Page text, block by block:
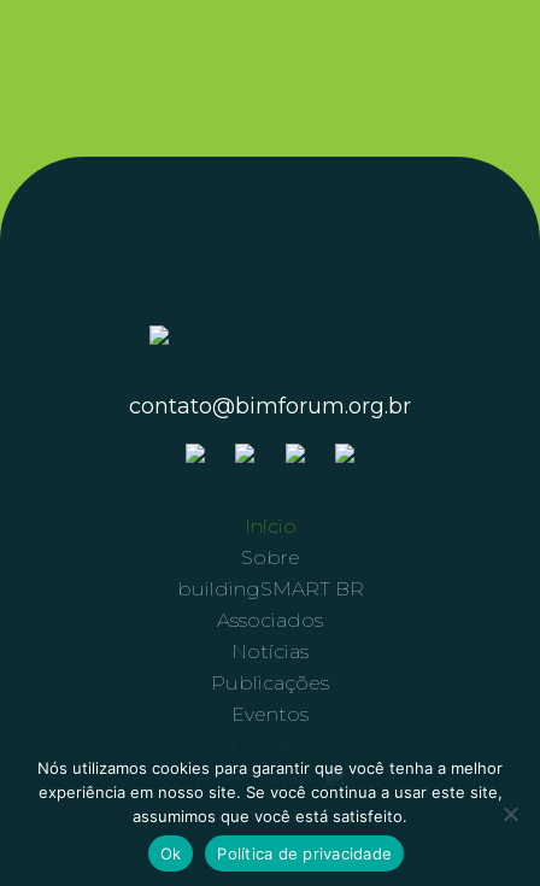
contato@bimforum.org.br
Início
Sobre
buildingSMART BR
Associados
Notícias
Publicações
Eventos
Área restrita
Nós utilizamos cookies para garantir que você tenha a melhor
experiência em nosso site. Se você continua a usar este site,
assumimos que você está satisfeito.
Ok
Política de privacidade